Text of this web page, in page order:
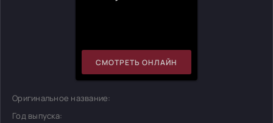
СМОТРЕТЬ ОНЛАЙН
Оригинальное название:
Год выпуска: